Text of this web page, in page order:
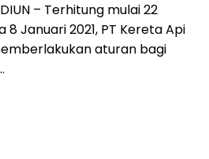
– Terhitung mulai 22
Januari 2021, PT Kereta Api
aturan bagi